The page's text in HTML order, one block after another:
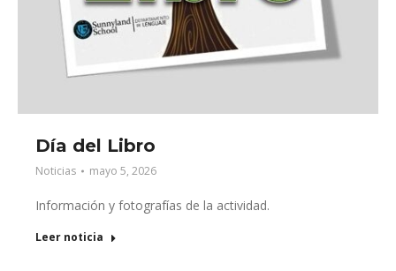
Día del Libro
Noticias mayo 5, 2026
Información y fotografías de la actividad.
Leer noticia